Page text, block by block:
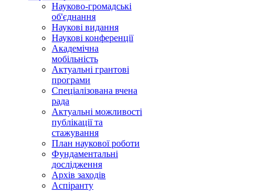
Науково-громадські
об'єднання
Наукові видання
Наукові конференції
Академічна
мобільність
Актуальні грантові
програми
Спеціалізована вчена
рада
Актуальні можливості
публікації та
стажування
План наукової роботи
Фундаментальні
дослідження
Архів заходів
Аспіранту